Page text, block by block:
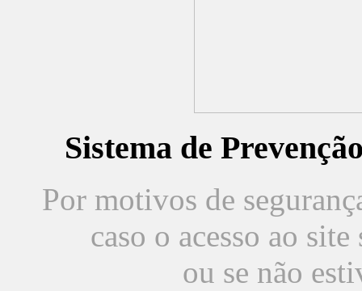
Sistema de
Por motivos de
caso o acesso ao
ou se não